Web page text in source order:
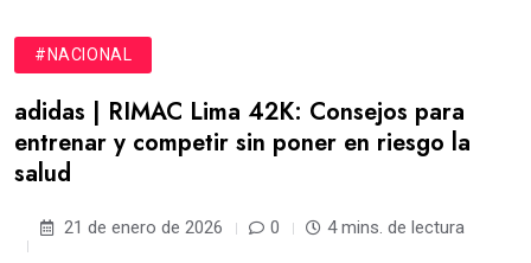
#NACIONAL
adidas | RIMAC Lima 42K: Consejos para
entrenar y competir sin poner en riesgo la
salud
21 de enero de 2026 0 4 mins. de lectura